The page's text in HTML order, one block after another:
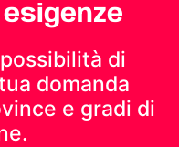
di
domanda
e gradi di